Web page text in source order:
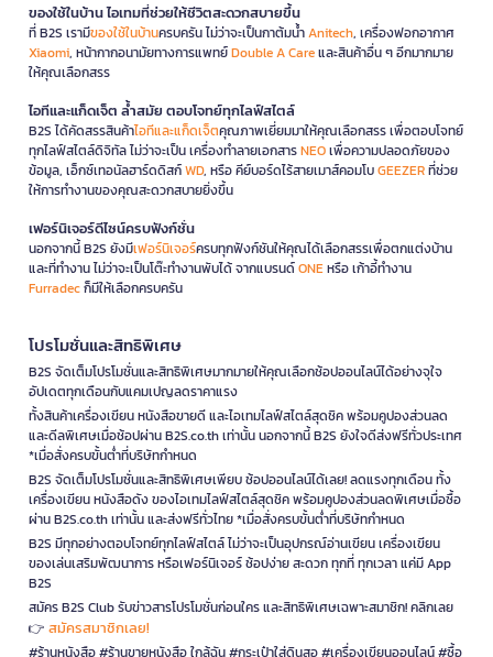
ของใช้ในบ้าน ไอเทมที่ช่วยให้ชีวิตสะดวกสบายขึ้น
ที่ B2S เรามีของใช้ในบ้านครบครัน ไม่ว่าจะเป็นกาต้มน้ำAnitech, เครื่องฟอกอากาศ
Xiaomi, หน้ากากอนามัยทางการแพทย์Double A Careและสินค้าอื่น ๆ อีกมากมาย
ให้คุณเลือกสรร
ไอทีและแก็ดเจ็ต ล้ำสมัย ตอบโจทย์ทุกไลฟ์สไตล์
B2S ได้คัดสรรสินค้าไอทีและแก็ดเจ็ตคุณภาพเยี่ยมมาให้คุณเลือกสรร เพื่อตอบโจทย์
ทุกไลฟ์สไตล์ดิจิทัล ไม่ว่าจะเป็น เครื่องทำลายเอกสารNEOเพื่อความปลอดภัยของ
ข้อมูล, เอ็กซ์เทอนัลฮาร์ดดิสก์WD, หรือ คีย์บอร์ดไร้สายเมาส์คอมโบGEEZERที่ช่วย
ให้การทำงานของคุณสะดวกสบายยิ่งขึ้น
เฟอร์นิเจอร์ดีไซน์ครบฟังก์ชั่น
นอกจากนี้ B2S ยังมีเฟอร์นิเจอร์ครบทุกฟังก์ชันให้คุณได้เลือกสรรเพื่อตกแต่งบ้าน
และที่ทำงาน ไม่ว่าจะเป็นโต๊ะทำงานพับได้ จากแบรนด์ONEหรือ เก้าอี้ทำงาน
Furradecก็มีให้เลือกครบครัน
โปรโมชั่นและสิทธิพิเศษ
B2S จัดเต็มโปรโมชั่นและสิทธิพิเศษมากมายให้คุณเลือกช้อปออนไลน์ได้อย่างจุใจ
อัปเดตทุกเดือนกับแคมเปญลดราคาแรง
ทั้งสินค้าเครื่องเขียน หนังสือขายดี และไอเทมไลฟ์สไตล์สุดชิค พร้อมคูปองส่วนลด
และดีลพิเศษเมื่อช้อปผ่าน B2S.co.th เท่านั้น นอกจากนี้ B2S ยังใจดีส่งฟรีทั่วประเทศ
*เมื่อสั่งครบขั้นต่ำที่บริษัทกำหนด
B2S จัดเต็มโปรโมชั่นและสิทธิพิเศษเพียบ ช้อปออนไลน์ได้เลย! ลดแรงทุกเดือน ทั้ง
เครื่องเขียน หนังสือดัง ของไอเทมไลฟ์สไตล์สุดชิค พร้อมคูปองส่วนลดพิเศษเมื่อซื้อ
ผ่าน B2S.co.th เท่านั้น และส่งฟรีทั่วไทย *เมื่อสั่งครบขั้นต่ำที่บริษัทกำหนด
B2S มีทุกอย่างตอบโจทย์ทุกไลฟ์สไตล์ ไม่ว่าจะเป็นอุปกรณ์อ่านเขียน เครื่องเขียน
ของเล่นเสริมพัฒนาการ หรือเฟอร์นิเจอร์ ช้อปง่าย สะดวก ทุกที่ ทุกเวลา แค่มี App
B2S
สมัคร B2S Club รับข่าวสารโปรโมชั่นก่อนใคร และสิทธิพิเศษเฉพาะสมาชิก! คลิกเลย
👉 สมัครสมาชิกเลย!
#ร้านหนังสือ #ร้านขายหนังสือ ใกล้ฉัน #กระเป๋าใส่ดินสอ #เครื่องเขียนออนไลน์ #ซื้อ